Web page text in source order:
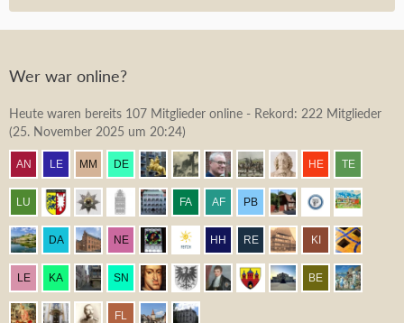
Wer war online?
Heute waren bereits 107 Mitglieder online - Rekord: 222 Mitglieder
(25. November 2025 um 20:24)